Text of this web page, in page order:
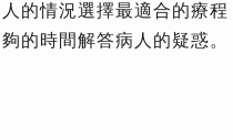
的情況選擇最適合的療程
的時間解答病人的疑惑。